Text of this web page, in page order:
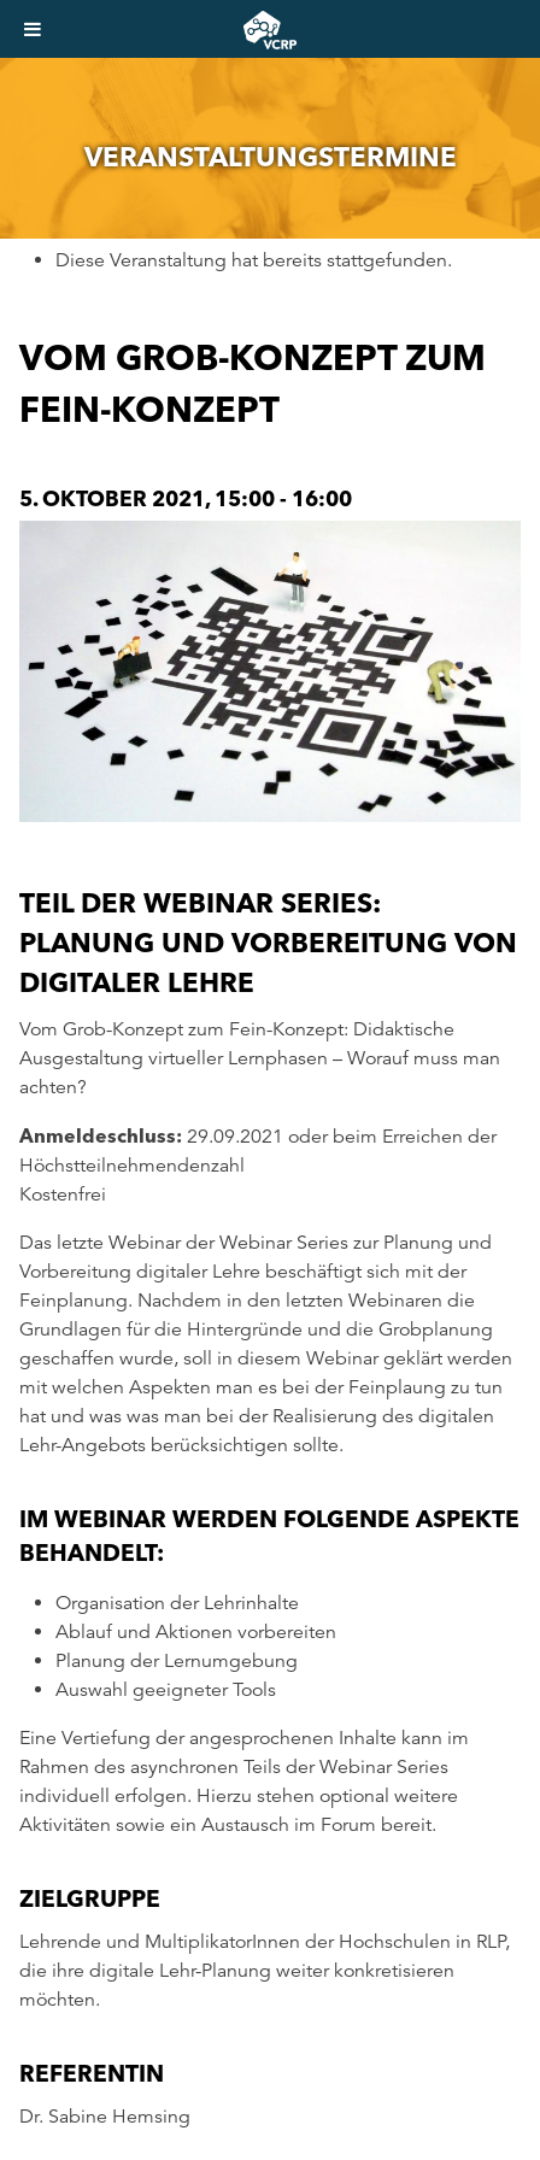
VER­AN­STAL­TUNGS­TER­MI­NE
Diese Veranstaltung hat bereits stattgefunden.
VOM GROB-KONZEPT ZUM
FEIN-KONZEPT
5. OKTOBER 2021, 15:00- 16:00
TEIL DER WEBINAR SERIES:
PLANUNG UND VORBEREITUNG VON
DIGITALER LEHRE
Vom Grob-Konzept zum Fein-Konzept: Didaktische
Ausgestaltung virtueller Lernphasen – Worauf muss man
achten?
Anmeldeschluss: 29.09.2021 oder beim Erreichen der
Höchstteilnehmendenzahl
Kostenfrei
Das letzte Webinar der Webinar Series zur Planung und
Vorbereitung digitaler Lehre beschäftigt sich mit der
Feinplanung. Nachdem in den letzten Webinaren die
Grundlagen für die Hintergründe und die Grobplanung
geschaffen wurde, soll in diesem Webinar geklärt werden
mit welchen Aspekten man es bei der Feinplaung zu tun
hat und was was man bei der Realisierung des digitalen
Lehr-Angebots berücksichtigen sollte.
IM WEBINAR WERDEN FOLGENDE ASPEKTE
BEHANDELT:
Organisation der Lehrinhalte
Ablauf und Aktionen vorbereiten
Planung der Lernumgebung
Auswahl geeigneter Tools
Eine Vertiefung der angesprochenen Inhalte kann im
Rahmen des asynchronen Teils der Webinar Series
individuell erfolgen. Hierzu stehen optional weitere
Aktivitäten sowie ein Austausch im Forum bereit.
ZIELGRUPPE
Lehrende und MultiplikatorInnen der Hochschulen in RLP,
die ihre digitale Lehr-Planung weiter konkretisieren
möchten.
REFERENTIN
Dr. Sabine Hemsing